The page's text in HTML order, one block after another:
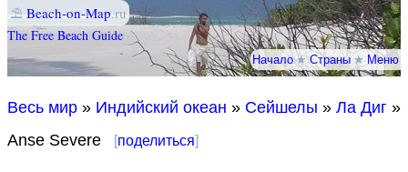
⛱ Beach-on-Map.ru
The Free Beach Guide
Начало★Страны★Меню
Весь мир » Индийский океан » Сейшелы » Ла Диг »
Anse Severe
[поделиться]